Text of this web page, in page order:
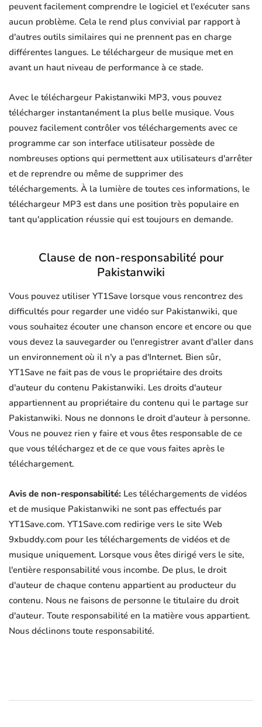
peuvent facilement comprendre le logiciel et l'exécuter sans
aucun problème. Cela le rend plus convivial par rapport à
d'autres outils similaires qui ne prennent pas en charge
différentes langues. Le téléchargeur de musique met en
avant un haut niveau de performance à ce stade.
Avec le téléchargeur Pakistanwiki MP3, vous pouvez
télécharger instantanément la plus belle musique. Vous
pouvez facilement contrôler vos téléchargements avec ce
programme car son interface utilisateur possède de
nombreuses options qui permettent aux utilisateurs d'arrêter
et de reprendre ou même de supprimer des
téléchargements. À la lumière de toutes ces informations, le
téléchargeur MP3 est dans une position très populaire en
tant qu'application réussie qui est toujours en demande.
Clause de non-responsabilité pour
Pakistanwiki
Vous pouvez utiliser YT1Save lorsque vous rencontrez des
difficultés pour regarder une vidéo sur Pakistanwiki, que
vous souhaitez écouter une chanson encore et encore ou que
vous devez la sauvegarder ou l'enregistrer avant d'aller dans
un environnement où il n'y a pas d'Internet. Bien sûr,
YT1Save ne fait pas de vous le propriétaire des droits
d'auteur du contenu Pakistanwiki. Les droits d'auteur
appartiennent au propriétaire du contenu qui le partage sur
Pakistanwiki. Nous ne donnons le droit d'auteur à personne.
Vous ne pouvez rien y faire et vous êtes responsable de ce
que vous téléchargez et de ce que vous faites après le
téléchargement.
Avis de non-responsabilité: Les téléchargements de vidéos
et de musique Pakistanwiki ne sont pas effectués par
YT1Save.com. YT1Save.com redirige vers le site Web
9xbuddy.com pour les téléchargements de vidéos et de
musique uniquement. Lorsque vous êtes dirigé vers le site,
l'entière responsabilité vous incombe. De plus, le droit
d'auteur de chaque contenu appartient au producteur du
contenu. Nous ne faisons de personne le titulaire du droit
d'auteur. Toute responsabilité en la matière vous appartient.
Nous déclinons toute responsabilité.